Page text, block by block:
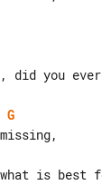
did you ever
G
what is best